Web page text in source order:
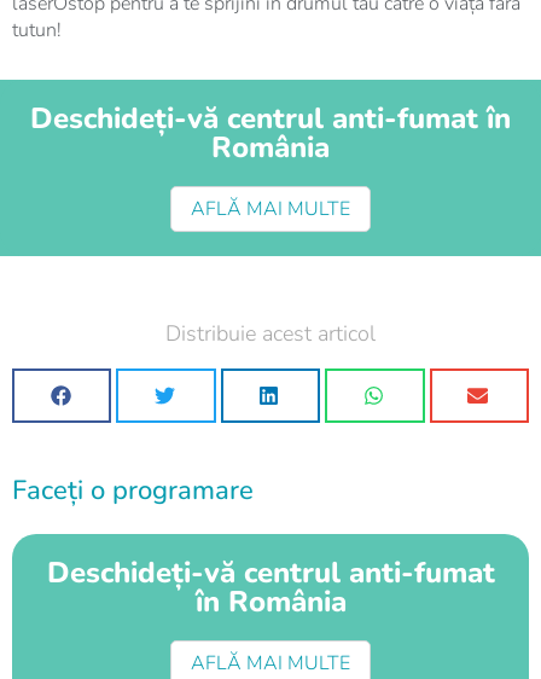
tutun!
Deschideți-vă centrul anti-fumat în
România
AFLĂ MAI MULTE
Distribuie acest articol
Faceți o programare
Deschideți-vă centrul anti-fumat
în România
AFLĂ MAI MULTE